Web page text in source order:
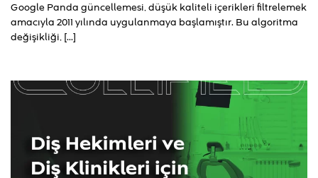
Google Panda güncellemesi, düşük kaliteli içerikleri filtrelemek
amacıyla 2011 yılında uygulanmaya başlamıştır. Bu algoritma
değişikliği, [...]